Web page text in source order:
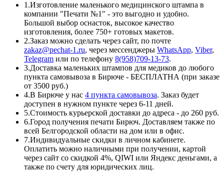
1.Изготовление маленького медицинского штампа в
компании "Печати №1" - это выгодно и удобно.
Большой выбор оснасток, высокое качество
изготовления, более 750+ готовых макетов.
2.Заказ можно сделать через сайт, по почте
zakaz@pechat-1.ru, через мессенджеры WhatsApp, Viber,
Telegram или по телефону 8(958)709-13-73.
3.Доставка маленьких штампов для медиков до любого
пункта самовывоза в Бирюче - БЕСПЛАТНА (при заказе
от 3500 руб.)
4.В Бирюче у нас 4 пункта самовывоза. Заказ будет
доступен в нужном пункте через 6-11 дней.
5.Стоимость курьерской доставки до адреса - до 260 руб.
6.Город получения печати Бирюч. Доставляем также по
всей Белгородской области на дом или в офис.
7.Индивидуальные скидки в личном кабинете.
Оплатить можно наличными при получении, картой
через сайт со скидкой 4%, QIWI или Яндекс деньгами, а
также по счету для юридических лиц.